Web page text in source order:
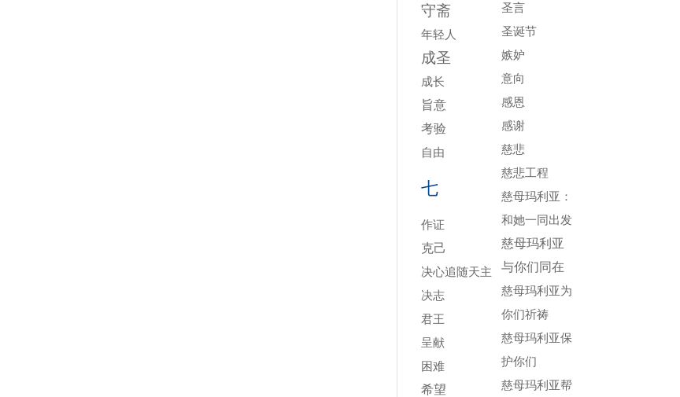
守斋
年轻人
成圣
成长
旨意
考验
自由
七
作证
克己
决心追随天主
决志
君王
呈献
困难
希望
圣言
圣诞节
嫉妒
意向
感恩
感谢
慈悲
慈悲工程
慈母玛利亚：
和她一同出发
慈母玛利亚
与你们同在
慈母玛利亚为
你们祈祷
慈母玛利亚保
护你们
慈母玛利亚帮